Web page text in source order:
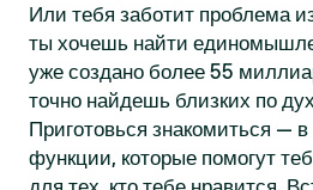
Или тебя заботит проблема
ты хочешь найти
уже создано более 55
точно найдешь близких по
Приготовься знакомиться —
функции, которые помогут